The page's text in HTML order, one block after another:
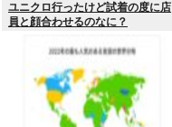
ユニクロ行ったけど試着の度に店
員と顔合わせるのなに？